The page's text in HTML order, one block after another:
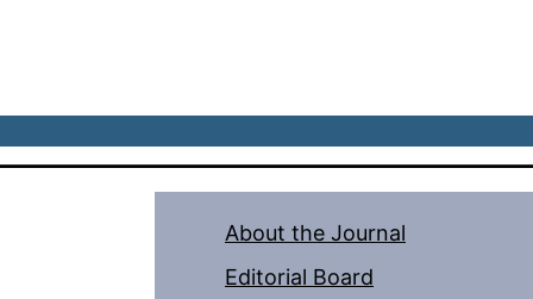
About the Journal
Editorial Board